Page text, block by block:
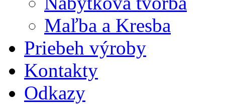
Maľba a Kresba
Priebeh výroby
Kontakty
Odkazy